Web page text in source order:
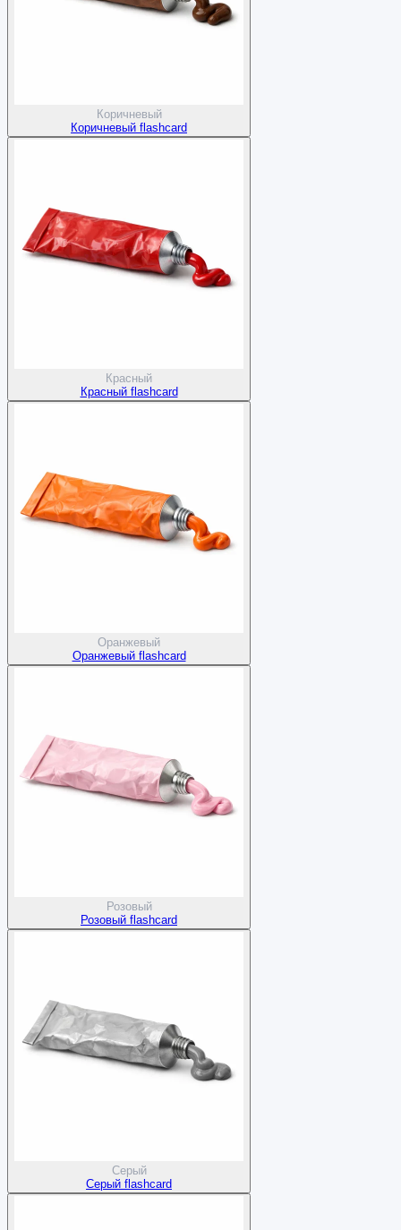
Коричневый
Коричневый flashcard
Красный
Красный flashcard
Оранжевый
Оранжевый flashcard
Розовый
Розовый flashcard
Серый
Серый flashcard